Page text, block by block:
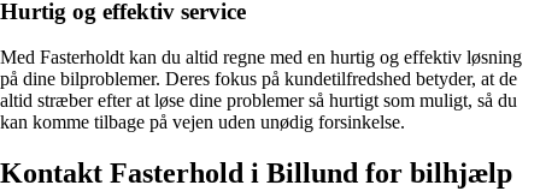
Hurtig og effektiv service
Med Fasterholdt kan du altid regne med en hurtig og effektiv løsning
på dine bilproblemer. Deres fokus på kundetilfredshed betyder, at de
altid stræber efter at løse dine problemer så hurtigt som muligt, så du
kan komme tilbage på vejen uden unødig forsinkelse.
Kontakt Fasterhold i Billund for bilhjælp